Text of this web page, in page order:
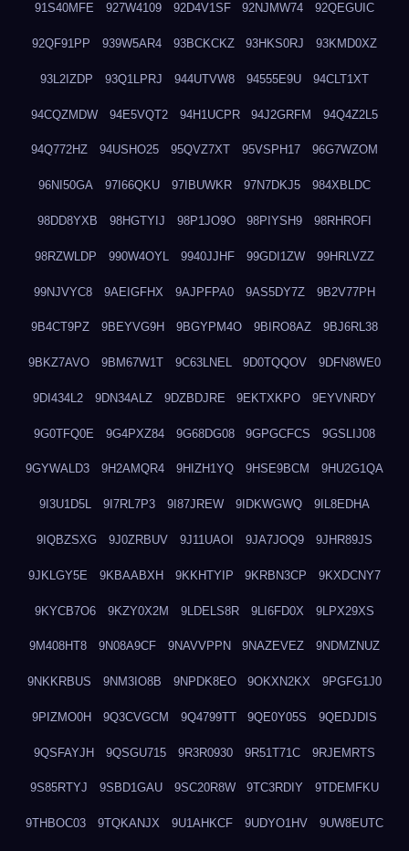
91S40MFE 927W4109 92D4V1SF 92NJMW74 92QEGUIC
92QF91PP 939W5AR4 93BCKCKZ 93HKS0RJ 93KMD0XZ
93L2IZDP 93Q1LPRJ 944UTVW8 94555E9U 94CLT1XT
94CQZMDW 94E5VQT2 94H1UCPR 94J2GRFM 94Q4Z2L5
94Q772HZ 94USHO25 95QVZ7XT 95VSPH17 96G7WZOM
96NI50GA 97I66QKU 97IBUWKR 97N7DKJ5 984XBLDC
98DD8YXB 98HGTYIJ 98P1JO9O 98PIYSH9 98RHROFI
98RZWLDP 990W4OYL 9940JJHF 99GDI1ZW 99HRLVZZ
99NJVYC8 9AEIGFHX 9AJPFPA0 9AS5DY7Z 9B2V77PH
9B4CT9PZ 9BEYVG9H 9BGYPM4O 9BIRO8AZ 9BJ6RL38
9BKZ7AVO 9BM67W1T 9C63LNEL 9D0TQQOV 9DFN8WE0
9DI434L2 9DN34ALZ 9DZBDJRE 9EKTXKPO 9EYVNRDY
9G0TFQ0E 9G4PXZ84 9G68DG08 9GPGCFCS 9GSLIJ08
9GYWALD3 9H2AMQR4 9HIZH1YQ 9HSE9BCM 9HU2G1QA
9I3U1D5L 9I7RL7P3 9I87JREW 9IDKWGWQ 9IL8EDHA
9IQBZSXG 9J0ZRBUV 9J11UAOI 9JA7JOQ9 9JHR89JS
9JKLGY5E 9KBAABXH 9KKHTYIP 9KRBN3CP 9KXDCNY7
9KYCB7O6 9KZY0X2M 9LDELS8R 9LI6FD0X 9LPX29XS
9M408HT8 9N08A9CF 9NAVVPPN 9NAZEVEZ 9NDMZNUZ
9NKKRBUS 9NM3IO8B 9NPDK8EO 9OKXN2KX 9PGFG1J0
9PIZMO0H 9Q3CVGCM 9Q4799TT 9QE0Y05S 9QEDJDIS
9QSFAYJH 9QSGU715 9R3R0930 9R51T71C 9RJEMRTS
9S85RTYJ 9SBD1GAU 9SC20R8W 9TC3RDIY 9TDEMFKU
9THBOC03 9TQKANJX 9U1AHKCF 9UDYO1HV 9UW8EUTC